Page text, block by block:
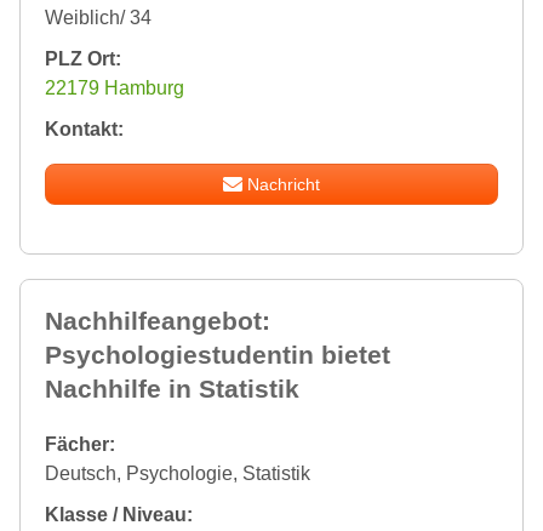
Weiblich/ 34
PLZ Ort:
22179 Hamburg
Kontakt:
Nachricht
Nachhilfeangebot:
Psychologiestudentin bietet
Nachhilfe in Statistik
Fächer:
Deutsch, Psychologie, Statistik
Klasse / Niveau: